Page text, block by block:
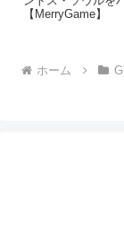
【MerryGame】
ホーム